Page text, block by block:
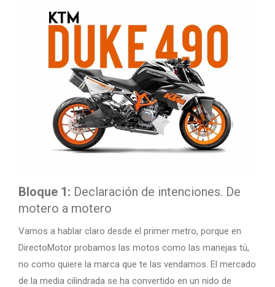
Bloque 1: Declaración de intenciones. De
motero a motero
Vamos a hablar claro desde el primer metro, porque en
DirectoMotor probamos las motos como las manejas tú,
no como quiere la marca que te las vendamos. El mercado
de la media cilindrada se ha convertido en un nido de